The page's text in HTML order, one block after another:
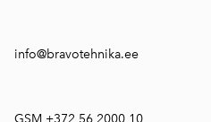
info@bravotehnika.ee
GSM +372 56 2000 10